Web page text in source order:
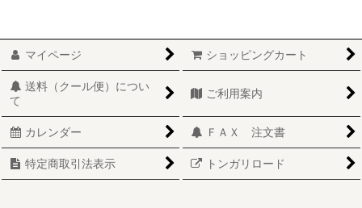
マイページ ショッピングカート
送料（クール便）につい
て
ご利用案内
カレンダー ＦＡＸ 注文書
特定商取引法表示 トンガリロード